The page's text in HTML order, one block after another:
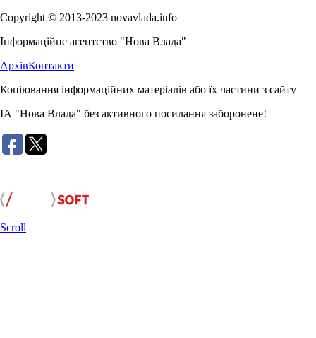
Copyright © 2013-2023 novavlada.info
Інформаційне агентство "Нова Влада"
АрхівКонтакти
Копіювання інформаційних матеріалів або їх частини з сайту
ІА "Нова Влада" без активного посилання заборонене!
Scroll